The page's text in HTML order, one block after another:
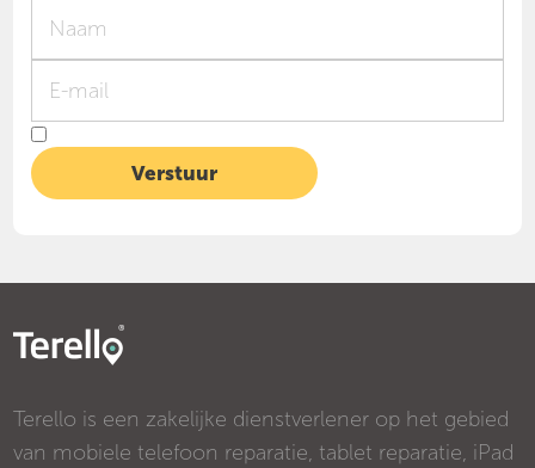
Terello is een zakelijke dienstverlener op het gebied
van mobiele telefoon reparatie, tablet reparatie, iPad